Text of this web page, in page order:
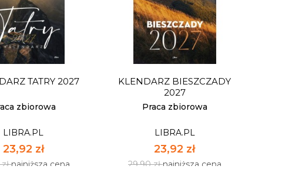
TATRY 2027
zbiorowa
LIBRA.PL
23,92 zł
złnajniższa cena
KLENDARZ BIESZCZADY
2027
Praca zbiorowa
LIBRA.PL
23,92 zł
29,90 złnajniższa cena